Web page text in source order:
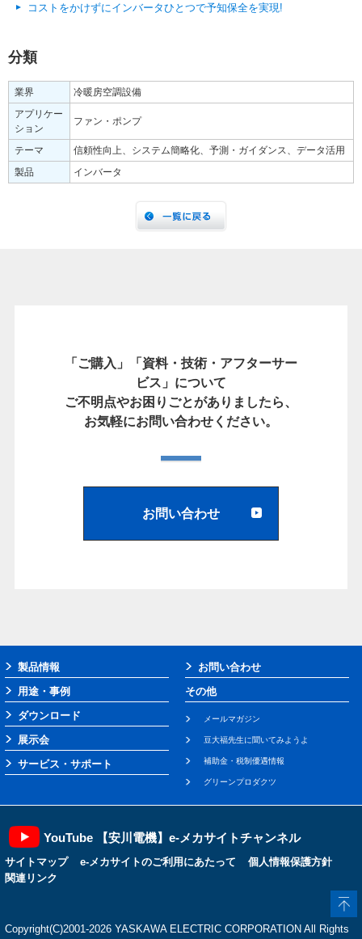
コストをかけずにインバータひとつで予知保全を実現!
分類
業界
冷暖房空調設備
アプリケー
ション
ファン・ポンプ
テーマ
信頼性向上、システム簡略化、予測・ガイダンス、データ活用
製品
インバータ
「ご購入」「資料・技術・アフターサー
ビス」について
ご不明点やお困りごとがありましたら、
お気軽にお問い合わせください。
お問い合わせ
製品情報
用途・事例
ダウンロード
展示会
サービス・サポート
お問い合わせ
その他
メールマガジン
豆大福先生に聞いてみようよ
補助金・税制優遇情報
グリーンプロダクツ
YouTube 【安川電機】e-メカサイトチャンネル
サイトマップ e-メカサイトのご利用にあたって
個人情報保護方針
関連リンク
Copyright(C)2001‐2026 YASKAWA ELECTRIC CORPORATION All Rights